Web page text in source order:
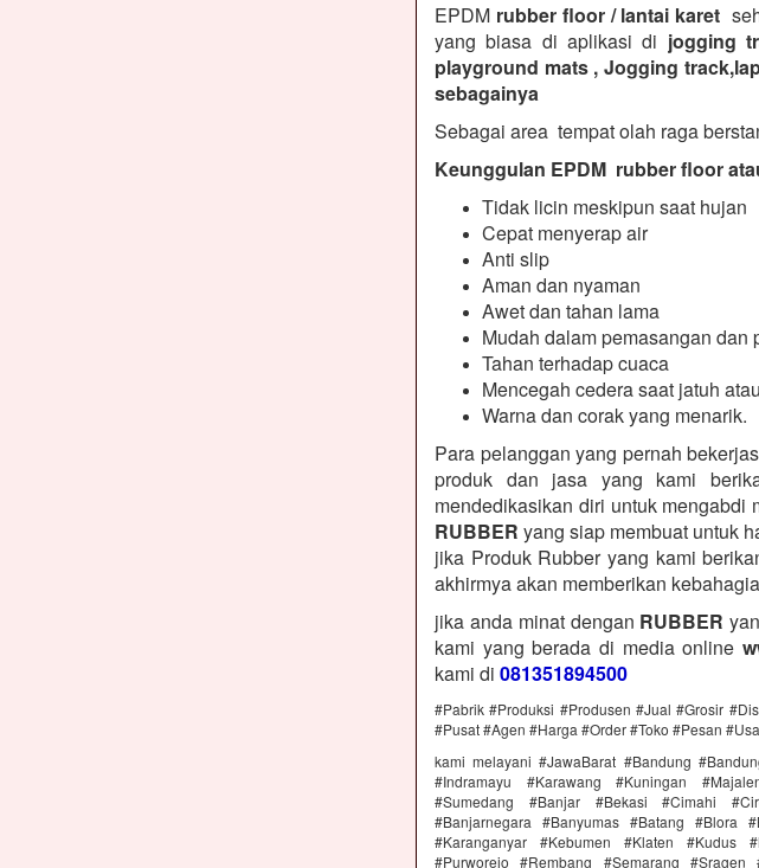
EPDM rubber floor / lantai karet
yang biasa di aplikasi di jogging
playground mats , Jogging
sebagainya
Sebagai area tempat olah raga
Keunggulan EPDM rubber floor
Tidak licin meskipun saat hujan
Cepat menyerap air
Anti slip
Aman dan nyaman
Awet dan tahan lama
Mudah dalam pemasangan dan
Tahan terhadap cuaca
Mencegah cedera saat jatuh
Warna dan corak yang menarik.
Para pelanggan yang pernah
produk dan jasa yang kami
mendedikasikan diri untuk mengabdi
RUBBER yang siap membuat untuk
jika Produk Rubber yang kami
akhirmya akan memberikan
jika anda minat dengan RUBBER
kami yang berada di media online
kami di 081351894500
#Pabrik #Produksi #Produsen #Jual #Grosir
#Pusat #Agen #Harga #Order #Toko #Pesan
kami melayani #JawaBarat #Bandung
#Indramayu #Karawang #Kuningan
#Sumedang #Banjar #Bekasi #Cimahi
#Banjarnegara #Banyumas #Batang #Blora
#Karanganyar #Kebumen #Klaten #Kudus
#Purworejo #Rembang #Semarang #Sragen